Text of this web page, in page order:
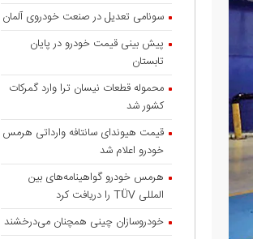
سونامی تعدیل در صنعت خودروی آلمان
پیش بینی قیمت خودرو در پایان
تابستان
محموله قطعات نیسان ترا وارد گمرکات
کشور شد
قیمت هیوندای سانتافه وارداتی هرمس
خودرو اعلام شد
هرمس خودرو گواهینامه‌های بین
المللی TÜV را دریافت کرد
خودروسازان چینی همچنان می‌درخشند